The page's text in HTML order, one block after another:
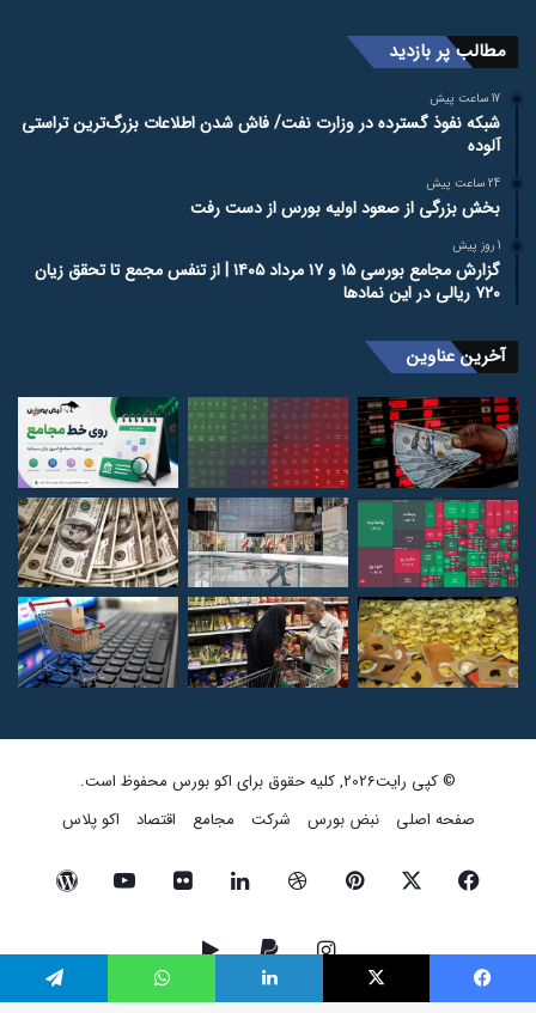
مطالب پر بازدید
17 ساعت پیش
شبکه نفوذ گسترده در وزارت نفت/ فاش شدن اطلاعات بزرگ‌ترین تراستی‌
آلوده
24 ساعت پیش
بخش بزرگی از صعود اولیه بورس از دست رفت
1 روز پیش
گزارش مجامع بورسی ۱۵ و ۱۷ مرداد ۱۴۰۵ | از تنفس مجمع تا تحقق زیان
۷۲۰ ریالی در این نماد‌ها
آخرین عناوین
© کپی رایت2026, کلیه حقوق برای اکو بورس محفوظ است.
صفحه اصلی
نبض بورس شرکت مجامع اقتصاد اکو پلاس
فیسبوک ایکس پینتریستدریبببل لینکداین تصاویر
یوتیوب
اینستاگرام
پی‌پالگوگل
فیسبوک ایکس لینکداین واتس آپ تلگرام